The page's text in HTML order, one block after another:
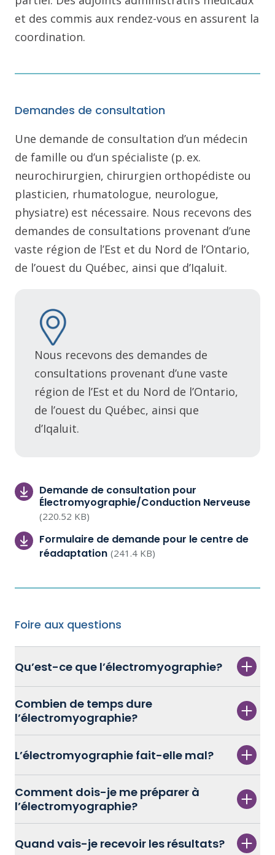
et des commis aux rendez-vous en assurent la
coordination.
Demandes de consultation
Une demande de consultation d’un médecin
de famille ou d’un spécialiste (p. ex.
neurochirurgien, chirurgien orthopédiste ou
plasticien, rhumatologue, neurologue,
physiatre) est nécessaire. Nous recevons des
demandes de consultations provenant d’une
vaste région de l’Est et du Nord de l’Ontario,
de l’ouest du Québec, ainsi que d’Iqaluit.
Nous recevons des demandes de
consultations provenant d’une vaste
région de l’Est et du Nord de l’Ontario,
de l’ouest du Québec, ainsi que
d’Iqaluit.
Demande de consultation pour
Électromyographie/Conduction Nerveuse
(220.52 KB)
Formulaire de demande pour le centre de
réadaptation (241.4 KB)
Foire aux questions
Qu’est-ce que l’électromyographie?
Combien de temps dure
l’électromyographie?
L’électromyographie fait-elle mal?
Comment dois-je me préparer à
l’électromyographie?
Quand vais-je recevoir les résultats?